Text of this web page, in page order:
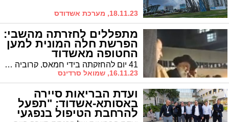
18.11.23, מערכת אשדודס
מתפללים לחזרתה מהשבי:
הפרשת חלה המונית למען
החטופה מאשדוד
41 יום להחזקתה בידי חמאס, קרוביה של הצעירה החטופה מאשדוד, עמית בוסקילה ותושבים מהעיר התכנסו להפרשת חלה המונית בתפילות להשבתה בריאה ושלמה במהרה.
16.11.23, שמואל סרדינס
ועדת הבריאות סיירה
באסותא-אשדוד: "תפעל
להרחבת הטיפול בנפגעי